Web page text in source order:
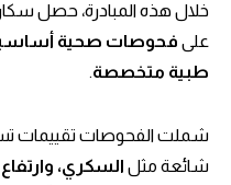
خلال هذه المبادرة، حصل
على فحوصات صحية
طبية متخصصة.
شملت الفحوصات تقييمات
شائعة مثل السكري،